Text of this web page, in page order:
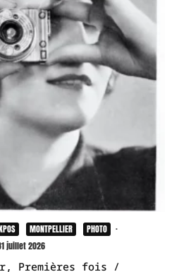
MONTPELLIER PHOTO
·
juillet 2026
Premières fois /